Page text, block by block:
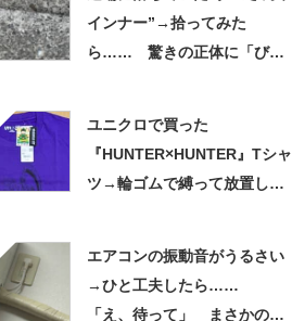
インナー”→拾ってみた
ら…… 驚きの正体に「びっ
ユニクロで買った
『HUNTER×HUNTER』Tシャ
ツ→輪ゴムで縛って放置した
エアコンの振動音がうるさい
→ひと工夫したら……
「え、待って」 まさかの光